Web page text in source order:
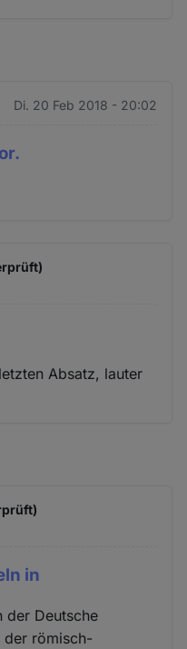
Di. 20 Feb 2018 - 20:02
Absatz, lauter
in
der Deutsche
der römisch-